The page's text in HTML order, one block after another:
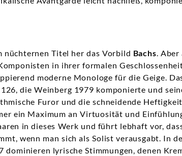
nüchternen Titel her das Vorbild Bachs. Aber
in ihrer formalen
moderne Monologe für die Geige.
die Weinberg 1979 komponierte und
Furor und die schneidende
ein Maximum an Virtuosität und
in dieses Werk und führt lebhaft vor,
wenn man sich als Solist verausgabt. In
dominieren lyrische Stimmungen, denen